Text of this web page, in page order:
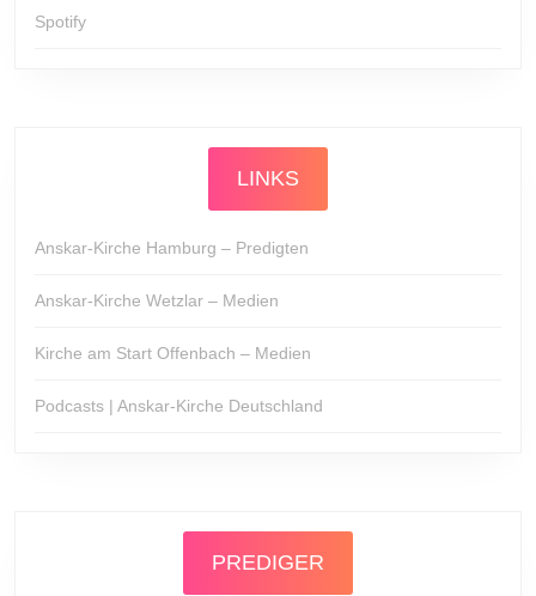
Spotify
LINKS
Anskar-Kirche Hamburg – Predigten
Anskar-Kirche Wetzlar – Medien
Kirche am Start Offenbach – Medien
Podcasts | Anskar-Kirche Deutschland
PREDIGER